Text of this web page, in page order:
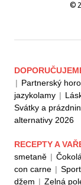
©
| Partnerský
jazykolamy |
Svátky a
alternativy 2026
RECEPTY A
smetaně |
con carne |
džem | Zelná